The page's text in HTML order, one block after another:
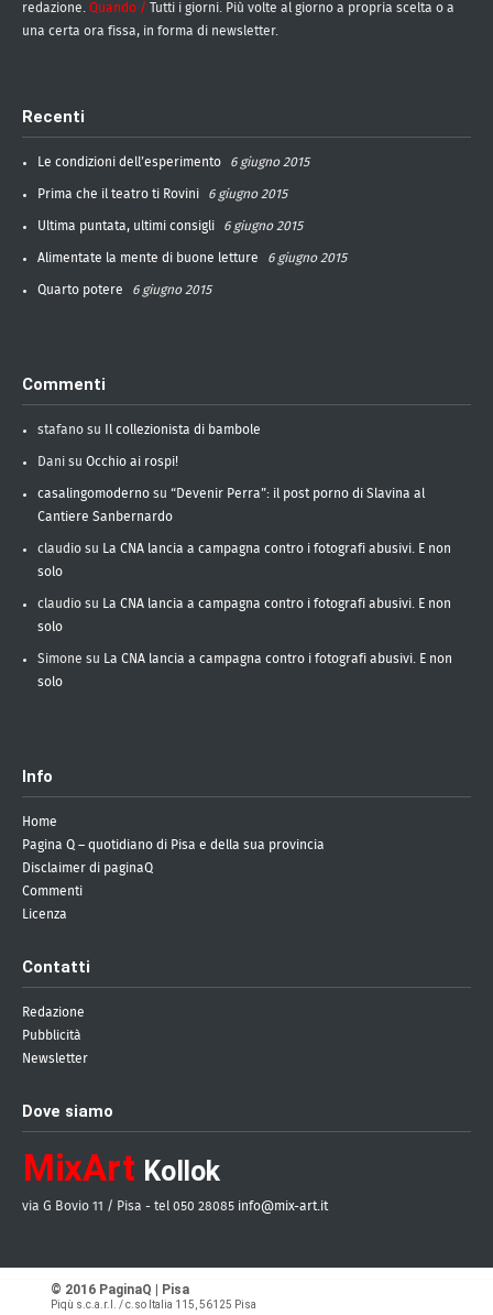
redazione. Quando / Tutti i giorni. Più volte al giorno a propria scelta o a
una certa ora fissa, in forma di newsletter.
Recenti
Le condizioni dell’esperimento 6 giugno 2015
Prima che il teatro ti Rovini 6 giugno 2015
Ultima puntata, ultimi consigli 6 giugno 2015
Alimentate la mente di buone letture 6 giugno 2015
Quarto potere 6 giugno 2015
Commenti
stafano su Il collezionista di bambole
Dani su Occhio ai rospi!
casalingomoderno su “Devenir Perra”: il post porno di Slavina al
Cantiere Sanbernardo
claudio su
La CNA lancia a campagna contro i fotografi abusivi. E non
solo
claudio su
La CNA lancia a campagna contro i fotografi abusivi. E non
solo
Simone su
La CNA lancia a campagna contro i fotografi abusivi. E non
solo
Info
Home
Pagina Q – quotidiano di Pisa e della sua provincia
Disclaimer di paginaQ
Commenti
Licenza
Contatti
Redazione
Pubblicità
Newsletter
Dove siamo
MixArt Kollok
via G Bovio 11 / Pisa - tel 050 28085 info@mix-art.it
© 2016 PaginaQ | Pisa
Piqù s.c.a.r.l.
/ c.so Italia 115, 56125 Pisa